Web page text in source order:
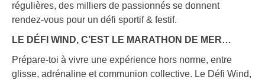
régulières, des milliers de passionnés se donnent
rendez-vous pour un défi sportif & festif.
LE DÉFI WIND, C’EST LE MARATHON DE MER…
Prépare-toi à vivre une expérience hors norme, entre
glisse, adrénaline et communion collective. Le Défi Wind,